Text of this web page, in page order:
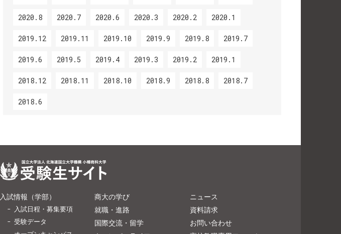
2020.8 2020.7 2020.6 2020.3 2020.2 2020.1
2019.12 2019.11 2019.10 2019.9 2019.8 2019.7
2019.6 2019.5 2019.4 2019.3 2019.2 2019.1
2018.12 2018.11 2018.10 2018.9 2018.8 2018.7
2018.6
入試情報（学部）
入試日程・募集要項
受験データ
商大の学び
就職・進路
国際交流・留学
ニュース
資料請求
お問い合わせ